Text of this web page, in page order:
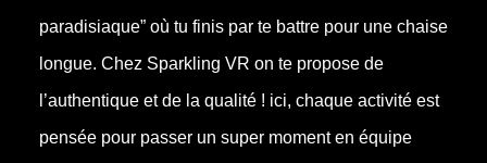
paradisiaque” où tu finis par te battre pour une chaise
longue. Chez Sparkling VR on te propose de
l’authentique et de la qualité ! ici, chaque activité est
pensée pour passer un super moment en équipe